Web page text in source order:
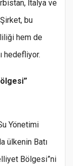
İtalya ve
bu
hem de
hedefliyor.
Yönetimi
ülkenin Batı
Bölgesi”ni